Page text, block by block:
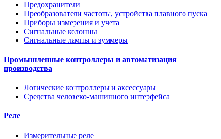
Предохранители
Преобразователи частоты, устройства плавного пуска
Приборы измерения и учета
Сигнальные колонны
Сигнальные лампы и зуммеры
Промышленные контроллеры и автоматизация
производства
Логические контроллеры и аксессуары
Средства человеко-машинного интерфейса
Реле
Измерительные реле